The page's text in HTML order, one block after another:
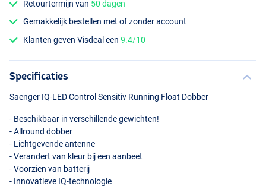
Retourtermijn van 50 dagen
Gemakkelijk bestellen met of zonder account
Klanten geven Visdeal een9.4/10
Specificaties
Saenger IQ-LEDControl Sensitiv Running Float Dobber
- Beschikbaar in verschillende gewichten!
- Allround dobber
- Lichtgevende antenne
- Verandert van kleur bij een aanbeet
- Voorzien van batterij
- Innovatieve IQ-technologie